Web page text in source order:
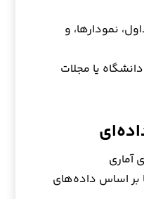
نمودارها، و
یا مجلات
آماری
بر اساس داده‌های